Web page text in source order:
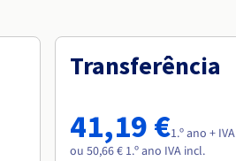
Transferência
41,19 €1.º ano + IVA
ou 50,66 € 1.º ano IVA incl.